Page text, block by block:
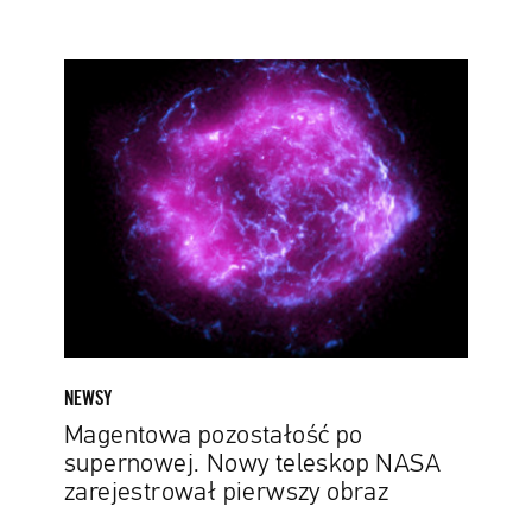
supernowej.
zarejestrował
NEWSY
Magentowa pozostałość po
supernowej. Nowy teleskop NASA
zarejestrował pierwszy obraz